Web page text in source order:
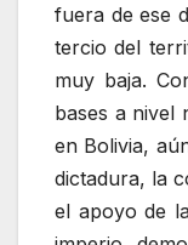
fuera de ese
tercio del
muy baja.
bases a nivel
en Bolivia,
dictadura, la
el apoyo de